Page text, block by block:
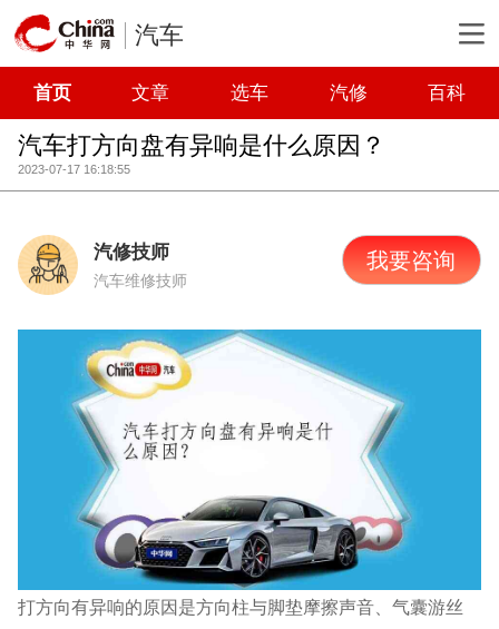
汽车
首页 文章 选车 汽修 百科
汽车打方向盘有异响是什么原因？
2023-07-17 16:18:55
汽修技师
汽车维修技师
我要咨询
打方向有异响的原因是方向柱与脚垫摩擦声音、气囊游丝